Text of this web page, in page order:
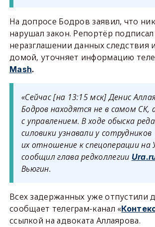
На допросе Бодров заявил, что
нарушал закон. Репортёр
неразглашении данных следствия
домой, уточняет информацию
Mash.
«Сейчас [на 13:15 мск] Денис
Бодров находятся не в самом СК,
с управлением. В ходе обыска
силовики узнавали у сотрудников
их отношение к спецоперации на
сообщил глава редколлегии
Вьюгин.
Всех задержанных уже отпустили
сообщает телеграм-канал «
ссылкой на адвоката Аллаярова.